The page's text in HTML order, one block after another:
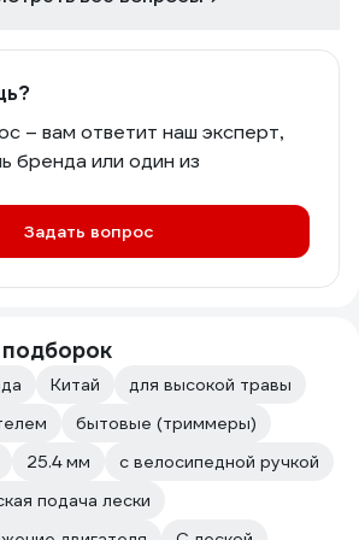
– вам ответит наш эксперт,
бренда или один из
Задать вопрос
Китай
для высокой травы
бытовые (триммеры)
25.4 мм
с велосипедной ручкой
подача лески